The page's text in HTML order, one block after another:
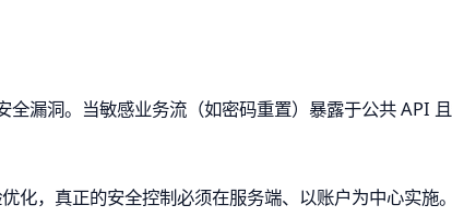
漏洞。当敏感业务流（如密码重置）暴露于公共 API
化，真正的安全控制必须在服务端、以账户为中心实施